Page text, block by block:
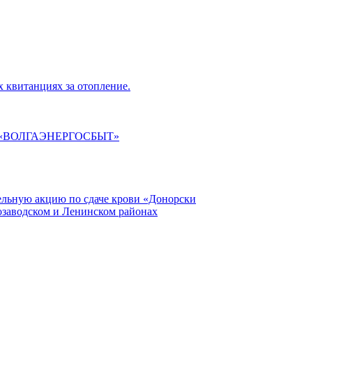
за отопление.
акцию по сдаче крови «Донорски
и Ленинском районах